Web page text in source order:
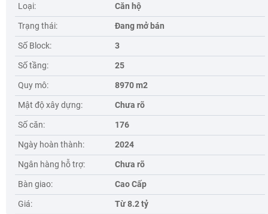
Loại:
Căn hộ
Trạng thái:
Đang mở bán
Số Block:
3
Số tầng:
25
Quy mô:
8970 m2
Mật độ xây dựng:
Chưa rõ
Số căn:
176
Ngày hoàn thành:
2024
Ngân hàng hỗ trợ:
Chưa rõ
Bàn giao:
Cao Cấp
Giá:
Từ 8.2 tỷ